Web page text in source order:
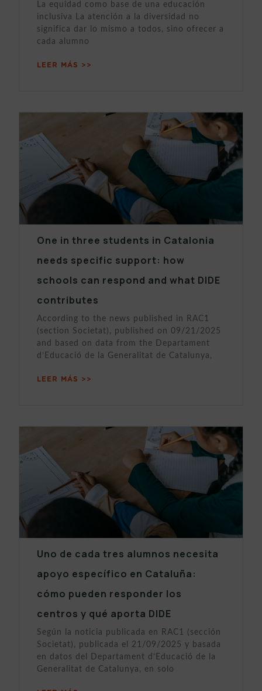
La equidad como base de una educación
inclusiva La atención a la diversidad no
significa dar lo mismo a todos, sino ofrecer a
cada alumno
LEER MÁS >>
One in three students in Catalonia
needs specific support: how
schools can respond and what DIDE
contributes
According to the news published in RAC1
(section Societat), published on 09/21/2025
and based on data from the Departament
d’Educació de la Generalitat de Catalunya,
LEER MÁS >>
Uno de cada tres alumnos necesita
apoyo específico en Cataluña:
cómo pueden responder los
centros y qué aporta DIDE
Según la noticia publicada en RAC1 (sección
Societat), publicada el 21/09/2025 y basada
en datos del Departament d’Educació de la
Generalitat de Catalunya, en solo